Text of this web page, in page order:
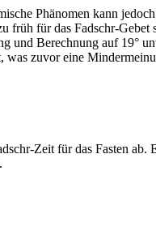
Phänomen kann
früh für das Fadschr-
und Berechnung auf 19°
zuvor eine
Zeit für das Fasten ab.